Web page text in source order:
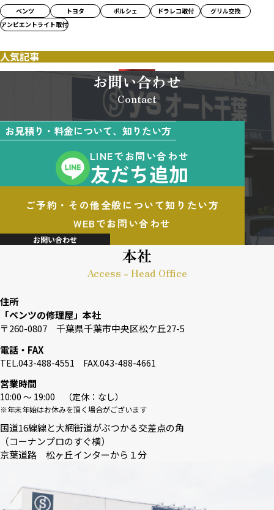
ベンツ トヨタ ポルシェ ドラレコ取付
グリル交換
アンビエントライト取付
人気記事
お問い合わせ
Contact
お見積り・料金について、知りたい方
LINEでお問い合わせ
友だち追加
ご予約・その他全般について知りたい方
WEBでお問い合わせ
お問い合わせ
本社
Access - Head Office
住所
「ベンツの修理屋」本社
〒260-0807 千葉県千葉市中央区松ケ丘27-5
電話・FAX
TEL.043-488-4551 FAX.043-488-4661
営業時間
10:00 〜 19:00 （定休：なし）
※年末年始はお休みを頂く場合がございます
国道16線線と大網街道がぶつかる交差点の角
（コーナンプロのすぐ横）
京葉道路 松ヶ丘インターから１分